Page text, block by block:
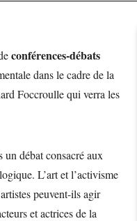
conférences-débats
dans le cadre de la
Foccroulle qui verra les
débat consacré aux
L’art et l’activisme
peuvent-ils agir
et actrices de la